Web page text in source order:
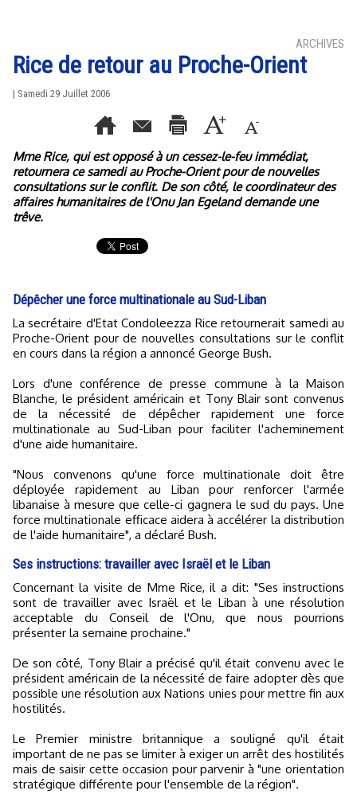
ARCHIVES
Rice de retour au Proche-Orient
| Samedi 29 Juillet 2006
Mme Rice, qui est opposé à un cessez-le-feu immédiat,
retournera ce samedi au Proche-Orient pour de nouvelles
consultations sur le conflit. De son côté, le coordinateur des
affaires humanitaires de l'Onu Jan Egeland demande une
trêve.
Dépêcher une force multinationale au Sud-Liban
La secrétaire d'Etat Condoleezza Rice retournerait samedi au
Proche-Orient pour de nouvelles consultations sur le conflit
en cours dans la région a annoncé George Bush.
Lors d'une conférence de presse commune à la Maison
Blanche, le président américain et Tony Blair sont convenus
de la nécessité de dépêcher rapidement une force
multinationale au Sud-Liban pour faciliter l'acheminement
d'une aide humanitaire.
"Nous convenons qu'une force multinationale doit être
déployée rapidement au Liban pour renforcer l'armée
libanaise à mesure que celle-ci gagnera le sud du pays. Une
force multinationale efficace aidera à accélérer la distribution
de l'aide humanitaire", a déclaré Bush.
Ses instructions: travailler avec Israël et le Liban
Concernant la visite de Mme Rice, il a dit: "Ses instructions
sont de travailler avec Israël et le Liban à une résolution
acceptable du Conseil de l'Onu, que nous pourrions
présenter la semaine prochaine."
De son côté, Tony Blair a précisé qu'il était convenu avec le
président américain de la nécessité de faire adopter dès que
possible une résolution aux Nations unies pour mettre fin aux
hostilités.
Le Premier ministre britannique a souligné qu'il était
important de ne pas se limiter à exiger un arrêt des hostilités
mais de saisir cette occasion pour parvenir à "une orientation
stratégique différente pour l'ensemble de la région".